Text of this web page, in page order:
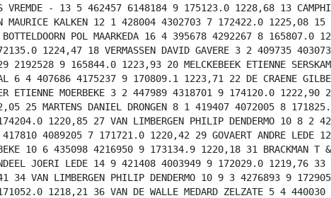
- 13 5 462457 6148184 9 175123.0 1228,68 13
KALKEN 12 1 428004 4302703 7 172422.0 1225,08 15
POL MAARKEDA 16 4 395678 4292267 8 165807.0
1224,47 18 VERMASSEN DAVID GAVERE 3 2 409735
2192528 9 165844.0 1223,93 20 MELCKEBEEK ETIENNE
6 4 407686 4175237 9 170809.1 1223,71 22 DE CRAENE
ETIENNE MOERBEKE 3 2 447989 4318701 9 174120.0 1222,90
25 MARTENS DANIEL DRONGEN 8 1 419407 4072005 8
1220,85 27 VAN LIMBERGEN PHILIP DENDERMO 10 8 2
4089205 7 171721.0 1220,42 29 GOVAERT ANDRE LEDE
10 6 435098 4216950 9 173134.9 1220,18 31 BRACKMAN T
JOERI LEDE 14 9 421408 4003949 9 172029.0 1219,76 33
34 VAN LIMBERGEN PHILIP DENDERMO 10 9 3 4276893 9
1218,21 36 VAN DE WALLE MEDARD ZELZATE 5 4 440030